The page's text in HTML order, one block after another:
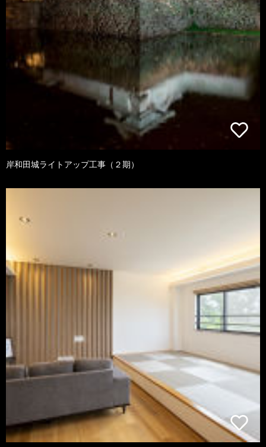
岸和田城ライトアップ工事（２期）